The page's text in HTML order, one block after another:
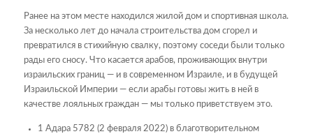
Ранее на этом месте находился жилой дом и спортивная школа.
За несколько лет до начала строительства дом сгорел и
превратился в стихийную свалку, поэтому соседи были только
рады его сносу. Что касается арабов, проживающих внутри
израильских границ — и в современном Израиле, и в будущей
Израильской Империи — если арабы готовы жить в ней в
качестве лояльных граждан — мы только приветствуем это.
1 Адара 5782 (2 февраля 2022) в благотворительном